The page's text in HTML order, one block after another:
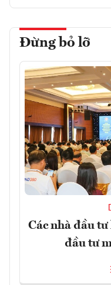
Đừng bỏ lỡ
Các nhà đầu
đầu tư